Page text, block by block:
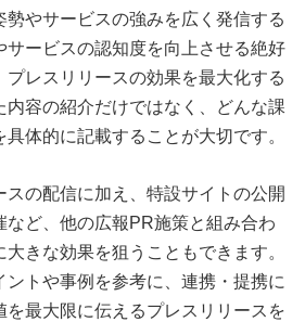
勢やサービスの強みを広く発信する
サービスの認知度を向上させる絶好
プレスリリースの効果を最大化する
内容の紹介だけではなく、どんな課
体的に記載することが大切です。
スの配信に加え、特設サイトの公開
など、他の広報PR施策と組み合わ
きな効果を狙うこともできます。
ントや事例を参考に、連携・提携に
を最大限に伝えるプレスリリースを